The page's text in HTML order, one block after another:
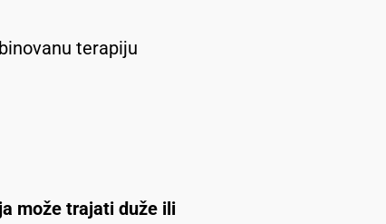
terapiju
može trajati duže ili